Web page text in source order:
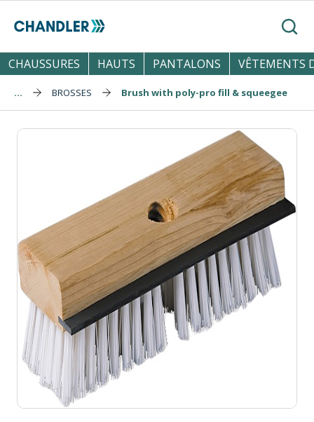
Skip to main content
CHAUSSURES
HAUTS PANTALONS VÊTEMENTS
... BROSSES Brush with poly-pro fill & squeegee